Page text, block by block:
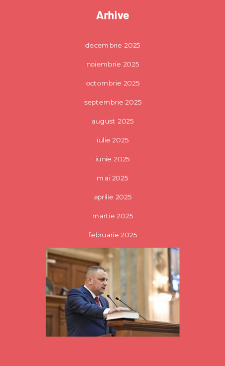
Arhive
decembrie 2025
noiembrie 2025
octombrie 2025
septembrie 2025
august 2025
iulie 2025
iunie 2025
mai 2025
aprilie 2025
martie 2025
februarie 2025